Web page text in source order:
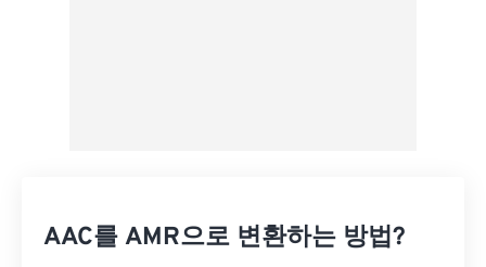
AAC를 AMR으로 변환하는 방법?